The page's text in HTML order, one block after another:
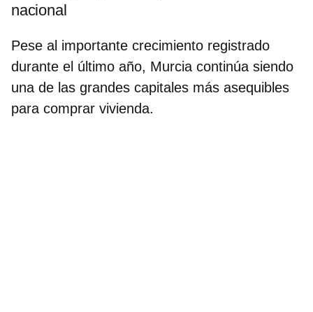
nacional
Pese al importante crecimiento registrado
durante el último año, Murcia continúa siendo
una de las grandes capitales más asequibles
para comprar vivienda.